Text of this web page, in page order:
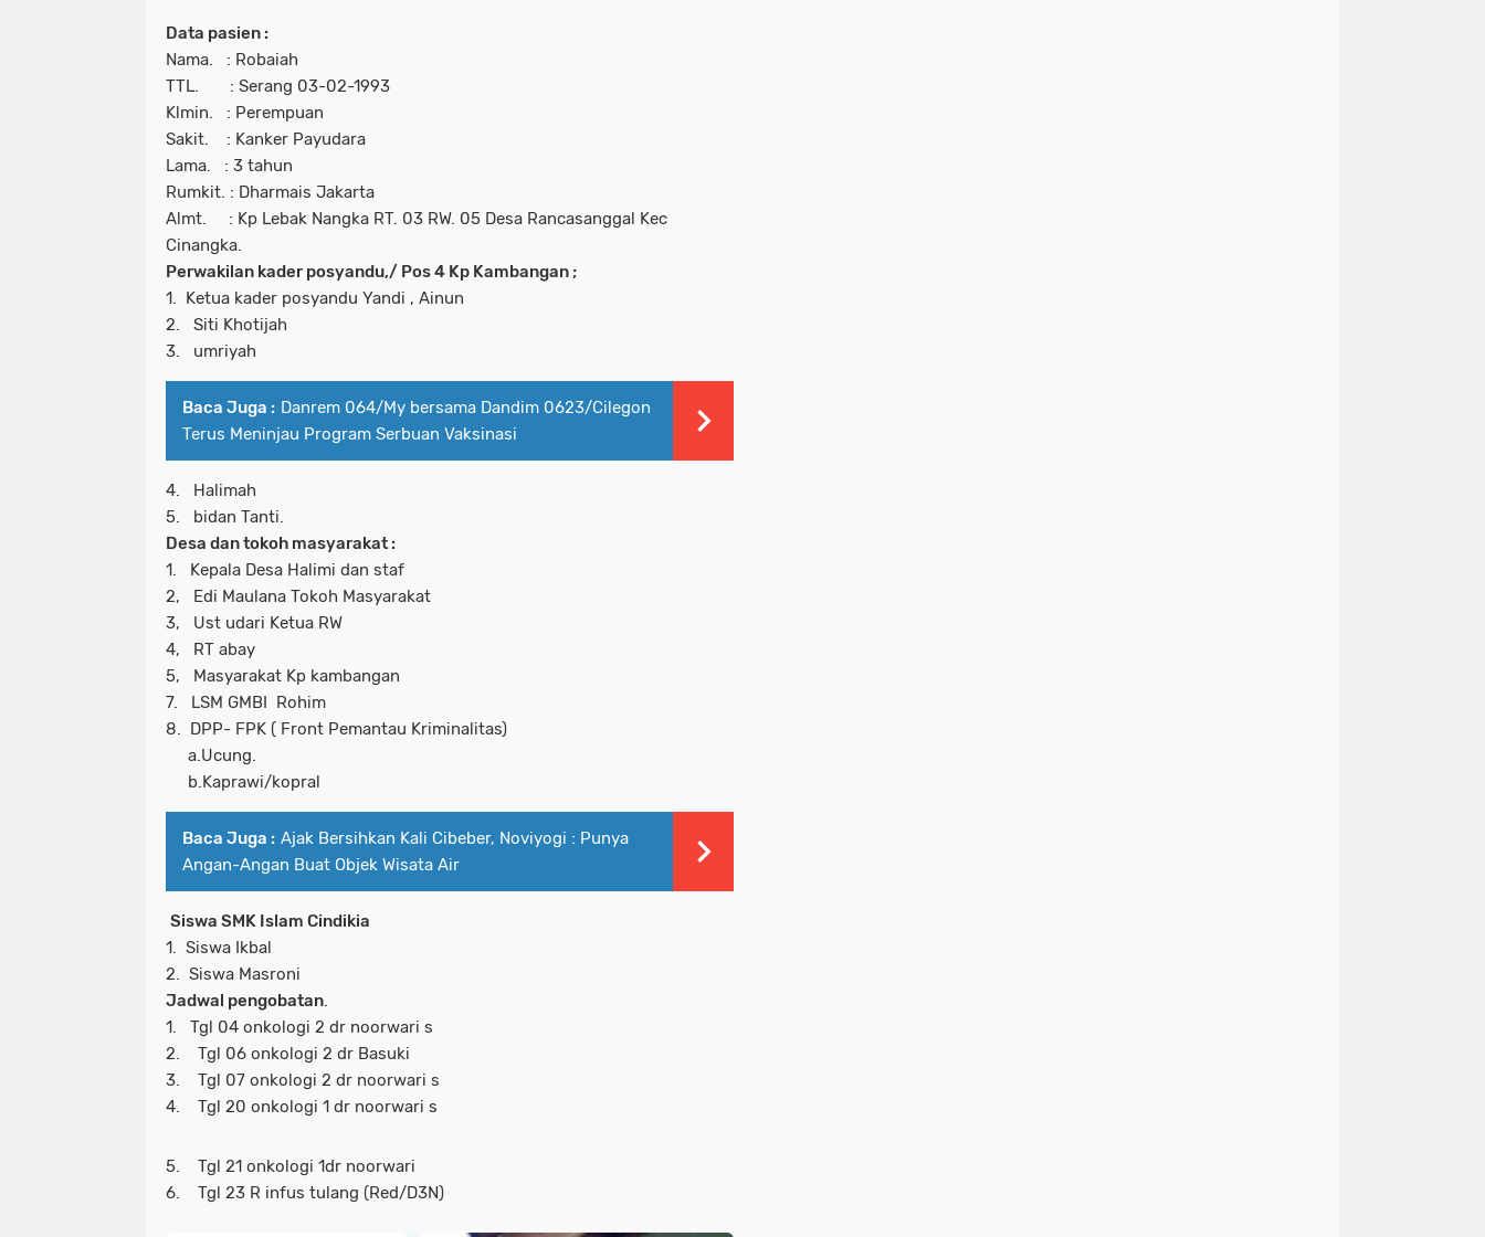
Data pasien :
Nama. : Robaiah
TTL. : Serang 03-02-1993
Klmin. : Perempuan
Sakit. : Kanker Payudara
Lama. : 3 tahun
Rumkit. : Dharmais Jakarta
Almt. : Kp Lebak Nangka RT. 03 RW. 05 Desa Rancasanggal Kec
Cinangka.
Perwakilan kader posyandu,/ Pos 4 Kp Kambangan ;
1. Ketua kader posyandu Yandi , Ainun
2. Siti Khotijah
3. umriyah
Baca Juga : Danrem 064/My bersama Dandim 0623/Cilegon
Terus Meninjau Program Serbuan Vaksinasi
4. Halimah
5. bidan Tanti.
Desa dan tokoh masyarakat :
1. Kepala Desa Halimi dan staf
2, Edi Maulana Tokoh Masyarakat
3, Ust udari Ketua RW
4, RT abay
5, Masyarakat Kp kambangan
7. LSM GMBI Rohim
8. DPP- FPK ( Front Pemantau Kriminalitas)
a.Ucung.
b.Kaprawi/kopral
Baca Juga : Ajak Bersihkan Kali Cibeber, Noviyogi : Punya
Angan-Angan Buat Objek Wisata Air
Siswa SMK Islam Cindikia
1. Siswa Ikbal
2. Siswa Masroni
Jadwal pengobatan.
1. Tgl 04 onkologi 2 dr noorwari s
2. Tgl 06 onkologi 2 dr Basuki
3. Tgl 07 onkologi 2 dr noorwari s
4. Tgl 20 onkologi 1 dr noorwari s
5. Tgl 21 onkologi 1dr noorwari
6. Tgl 23 R infus tulang (Red/D3N)